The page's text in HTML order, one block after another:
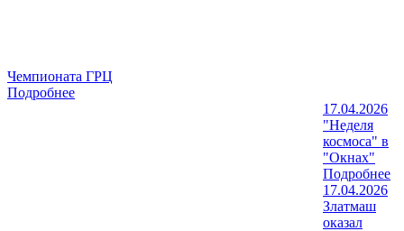
Чемпионата ГРЦ
Подробнее
17.04.2026
"Неделя
космоса" в
"Окнах"
Подробнее
17.04.2026
Златмаш
оказал